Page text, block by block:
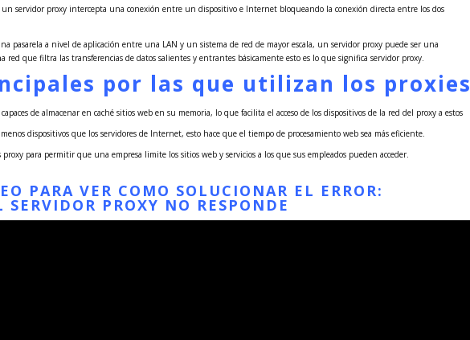
un servidor proxy intercepta una conexión entre un dispositivo e Internet bloqueando la conexión directa entre los dos
pasarela a nivel de aplicación entre una LAN y un sistema de red de mayor escala, un servidor proxy puede ser una
red que filtra las transferencias de datos salientes y entrantes básicamente esto es lo que significa servidor proxy.
por las que utilizan los proxies
de almacenar en caché sitios web en su memoria, lo que facilita el acceso de los dispositivos de la red del proxy a estos
dispositivos que los servidores de Internet, esto hace que el tiempo de procesamiento web sea más eficiente.
para permitir que una empresa limite los sitios web y servicios a los que sus empleados pueden acceder.
PARA VER COMO SOLUCIONAR EL ERROR:
PROXY NO RESPONDE